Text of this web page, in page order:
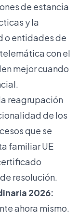
de estancia
y la
o entidades de
con el
mejor cuando
reagrupación
de los
que se
familiar UE
resolución.
2026:
ahora mismo.